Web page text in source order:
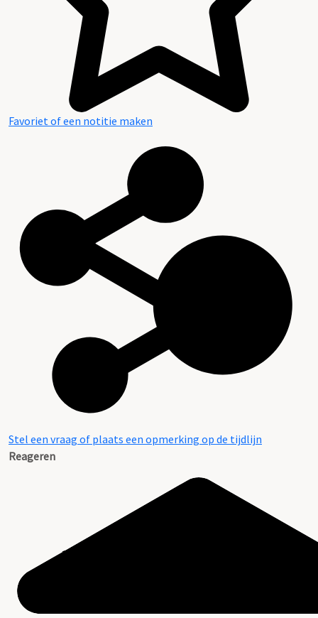
Favoriet of een notitie maken
Stel een vraag of plaats een opmerking op de tijdlijn
Reageren